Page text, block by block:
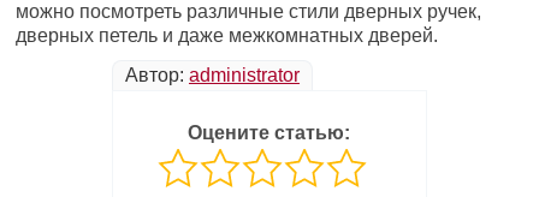
можно посмотреть различные стили дверных ручек,
дверных петель и даже межкомнатных дверей.
Автор: administrator
Оцените статью: